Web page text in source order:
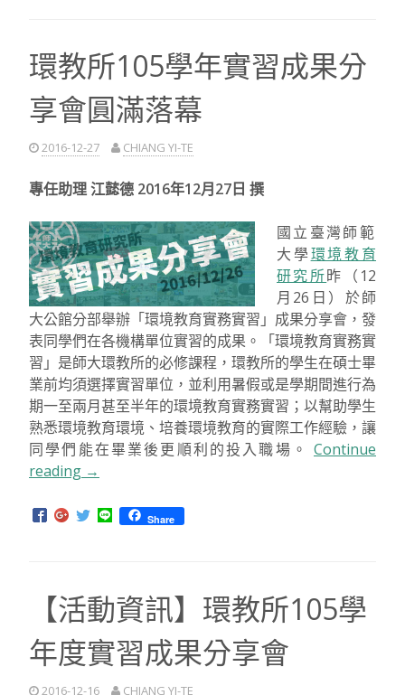
參
訪
劍
南
環教所105學年實習成果分
享會圓滿落幕
2016-12-27 CHIANG YI-TE
專任助理 江懿德 2016年12月27日 撰
國立臺灣師範
大學環境教育
研究所昨（12
月26日）於師
大公館分部舉辦「環境教育實務實習」成果分享會，發
表同學們在各機構單位實習的成果。「環境教育實務實
習」是師大環教所的必修課程，環教所的學生在碩士畢
業前均須選擇實習單位，並利用暑假或是學期間進行為
期一至兩月甚至半年的環境教育實務實習；以幫助學生
熟悉環境教育環境、培養環境教育的實際工作經驗，讓
同學們能在畢業後更順利的投入職場。 Continue
reading “環
所
實
習
成
果
分
→
Share
【活動資訊】環教所105學
年度實習成果分享會
2016-12-16 CHIANG YI-TE